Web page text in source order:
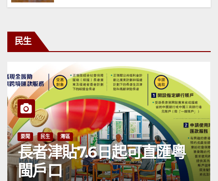
民生
要聞 民生 灣區
長者津貼7.6日起可直匯粵
閩戶口